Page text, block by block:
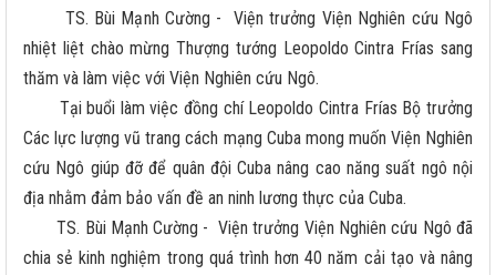
TS. Bùi Mạnh Cường - Viện trưởng Viện Nghiên cứu Ngô
nhiệt liệt chào mừng Thượng tướng Leopoldo Cintra Frías sang
thăm và làm việc với Viện Nghiên cứu Ngô.
Tại buổi làm việc đồng chí Leopoldo Cintra Frías Bộ trưởng
Các lực lượng vũ trang cách mạng Cuba mong muốn Viện Nghiên
cứu Ngô giúp đỡ để quân đội Cuba nâng cao năng suất ngô nội
địa nhằm đảm bảo vấn đề an ninh lương thực của Cuba.
TS. Bùi Mạnh Cường - Viện trưởng Viện Nghiên cứu Ngô đã
chia sẻ kinh nghiệm trong quá trình hơn 40 năm cải tạo và nâng